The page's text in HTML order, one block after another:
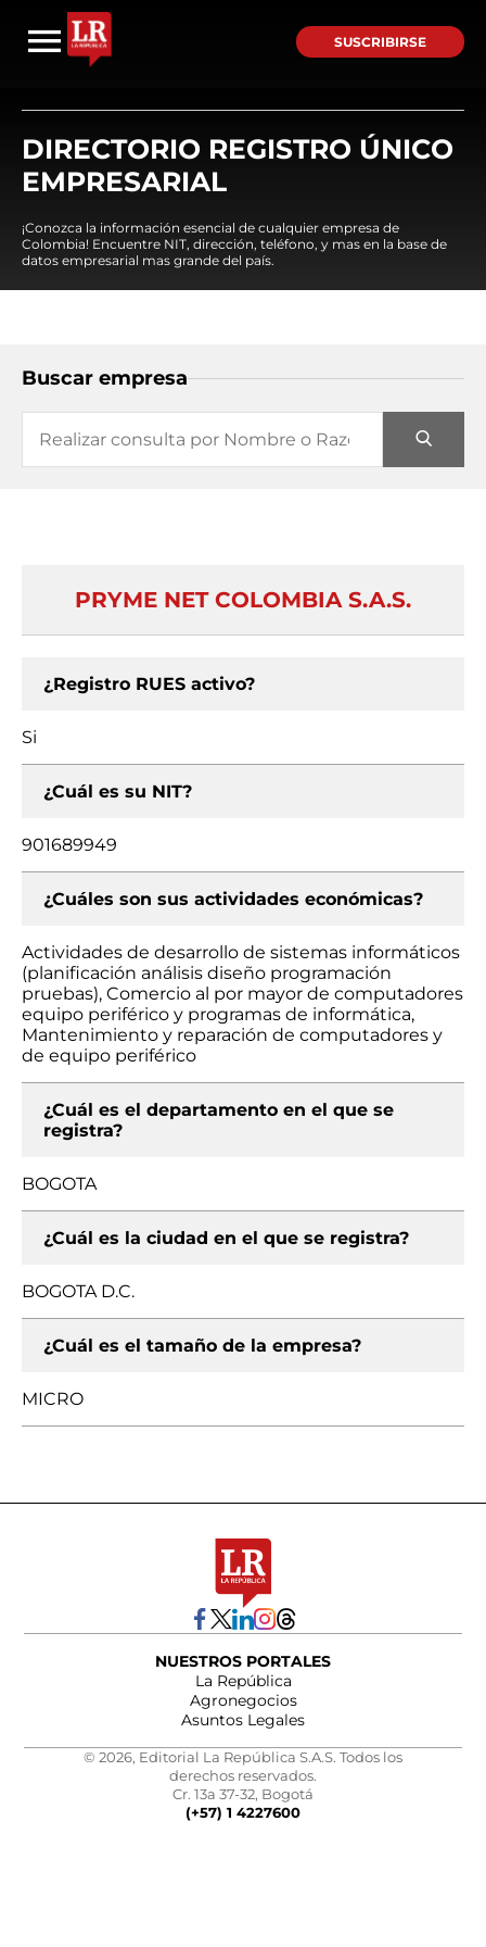
SUSCRIBIRSE
DIRECTORIO REGISTRO ÚNICO
EMPRESARIAL
¡Conozca la información esencial de cualquier empresa de
Colombia! Encuentre NIT, dirección, teléfono, y mas en la base de
datos empresarial mas grande del país.
Buscar empresa
PRYME NET COLOMBIA S.A.S.
¿Registro RUES activo?
Si
¿Cuál es su NIT?
901689949
¿Cuáles son sus actividades económicas?
Actividades de desarrollo de sistemas informáticos
(planificación análisis diseño programación
pruebas), Comercio al por mayor de computadores
equipo periférico y programas de informática,
Mantenimiento y reparación de computadores y
de equipo periférico
¿Cuál es el departamento en el que se
registra?
BOGOTA
¿Cuál es la ciudad en el que se registra?
BOGOTA D.C.
¿Cuál es el tamaño de la empresa?
MICRO
NUESTROS PORTALES
La República
Agronegocios
Asuntos Legales
© 2026, Editorial La República S.A.S. Todos los
derechos reservados.
Cr. 13a 37-32, Bogotá
(+57) 1 4227600